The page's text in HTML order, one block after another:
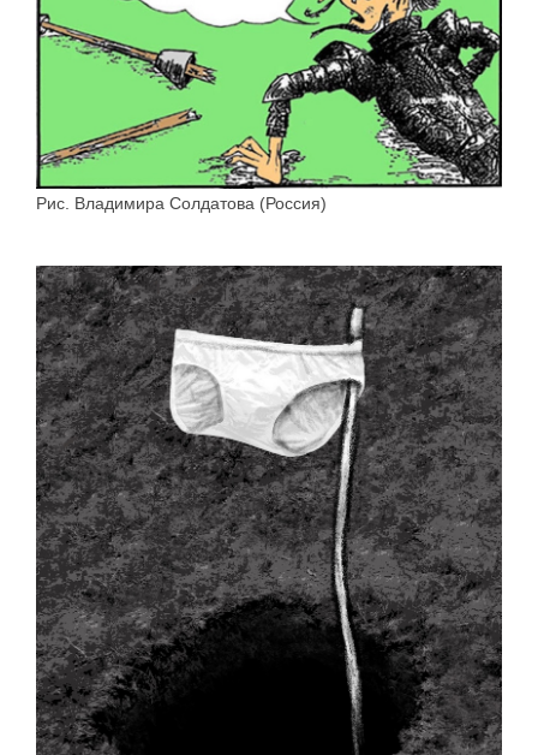
Рис. Владимира Солдатова (Россия)